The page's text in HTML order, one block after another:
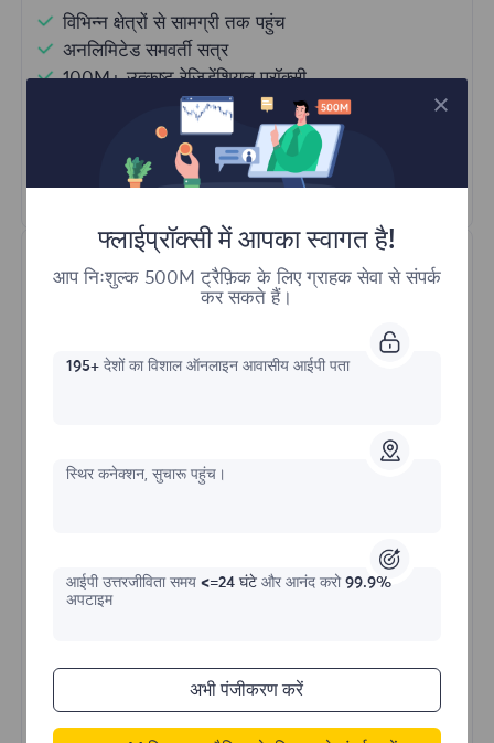
विभिन्न क्षेत्रों से सामग्री तक पहुंच
अनलिमिटेड समवर्ती सत्र
100M+ उत्कृष्ट रेजिडेंशियल प्रॉक्सी
स्वचालित प्रॉक्सी रोटेशन
HTTP(S)/SOCKS5
और अधिक जानें
प्रारंभिक प्रपत्र
अनलिमिटेड उपयोग डेटा
फ्लाईप्रॉक्सी में आपका स्वागत है!
आप निःशुल्क 500M ट्रैफ़िक के लिए ग्राहक सेवा से संपर्क
कर सकते हैं।
195+देशों का विशाल ऑनलाइन आवासीय आईपी पता
स्थिर कनेक्शन, सुचारू पहुंच।
आईपी ​​उत्तरजीविता समय <=24 घंटे और आनंद करो 99.9%
अपटाइम
अभी पंजीकरण करें